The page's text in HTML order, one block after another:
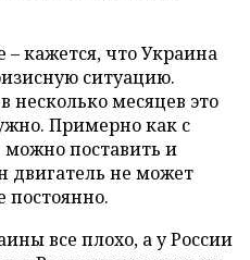
кажется, что Украина
ситуацию.
несколько месяцев это
Примерно как с
можно поставить и
двигатель не может
постоянно.
все плохо, а у России